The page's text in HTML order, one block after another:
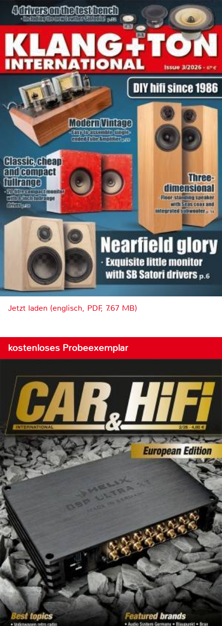
Jetzt laden (englisch, PDF, 7.67 MB)
kostenloses Probeexemplar